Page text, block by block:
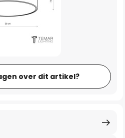
over dit artikel?